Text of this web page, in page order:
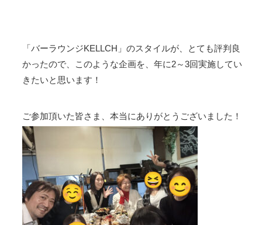
「バーラウンジKELLCH」のスタイルが、とても評判良
かったので、このような企画を、年に2～3回実施してい
きたいと思います！
ご参加頂いた皆さま、本当にありがとうございました！